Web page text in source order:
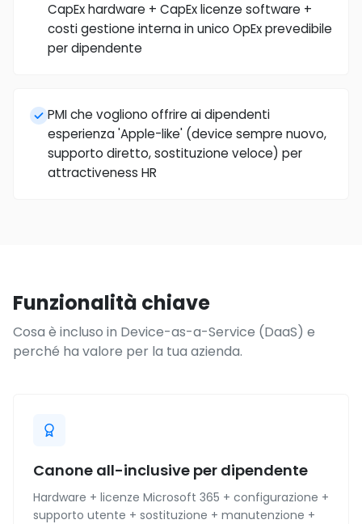
CapEx hardware + CapEx licenze software +
costi gestione interna in unico OpEx prevedibile
per dipendente
PMI che vogliono offrire ai dipendenti
esperienza 'Apple-like' (device sempre nuovo,
supporto diretto, sostituzione veloce) per
attractiveness HR
Funzionalità chiave
Cosa è incluso in Device-as-a-Service (DaaS) e
perché ha valore per la tua azienda.
Canone all-inclusive per dipendente
Hardware + licenze Microsoft 365 + configurazione +
supporto utente + sostituzione + manutenzione +